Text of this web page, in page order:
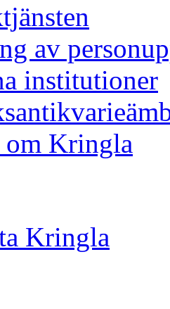
av
institutioner
om Kringla
Kringla